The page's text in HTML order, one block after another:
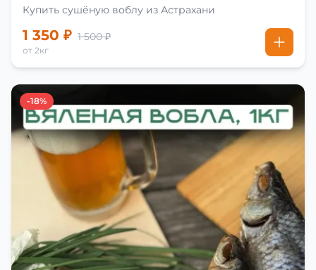
Купить сушёную воблу из Астрахани
1 350 ₽ 1 500 ₽
от 2кг
-18%